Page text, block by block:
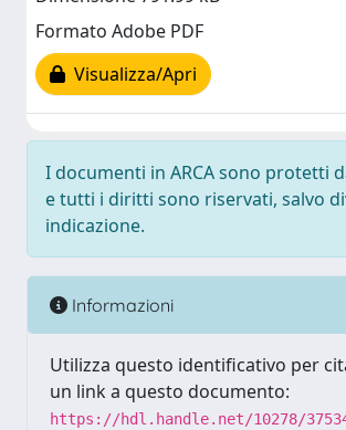
Formato Adobe PDF
Visualizza/Apri
I documenti in ARCA sono protetti
e tutti i diritti sono riservati, salvo
indicazione.
Informazioni
Utilizza questo identificativo per
un link a questo documento:
https://hdl.handle.net/10278/